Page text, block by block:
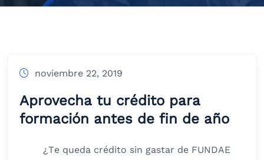
noviembre 22, 2019
Aprovecha tu crédito para
formación antes de fin de año
¿Te queda crédito sin gastar de FUNDAE